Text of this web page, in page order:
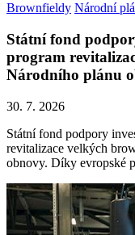
Brownfieldy Národní
Státní fond
program
Národního plánu
30. 7. 2026
Státní fond podpory
revitalizace velkých
obnovy. Díky evropské